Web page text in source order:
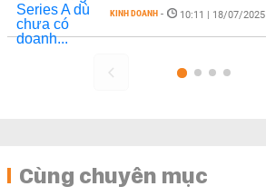
KINH DOANH - 10:11 | 18/07/2025
Cùng chuyên mục